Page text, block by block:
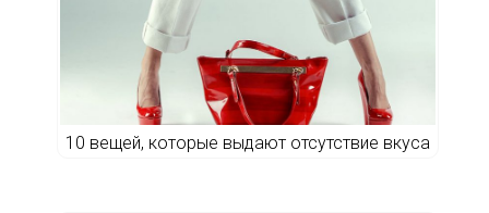
10 вещей, которые выдают отсутствие вкуса